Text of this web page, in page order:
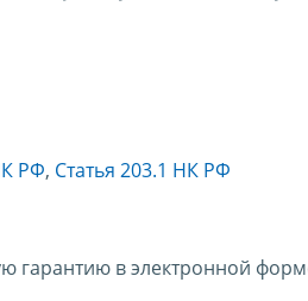
РФ, Статья 203.1 НК РФ
гарантию в электронной